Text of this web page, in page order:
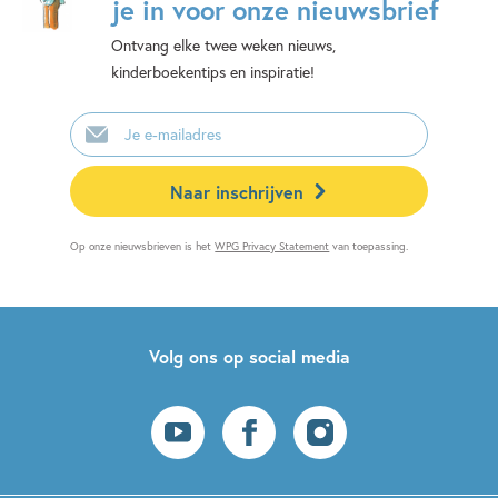
je in voor onze nieuwsbrief
Ontvang elke twee weken nieuws,
kinderboekentips en inspiratie!
E-
mailadres
Naar inschrijven
Op onze nieuwsbrieven is hetWPG Privacy Statement van toepassing.
Volg ons op social media